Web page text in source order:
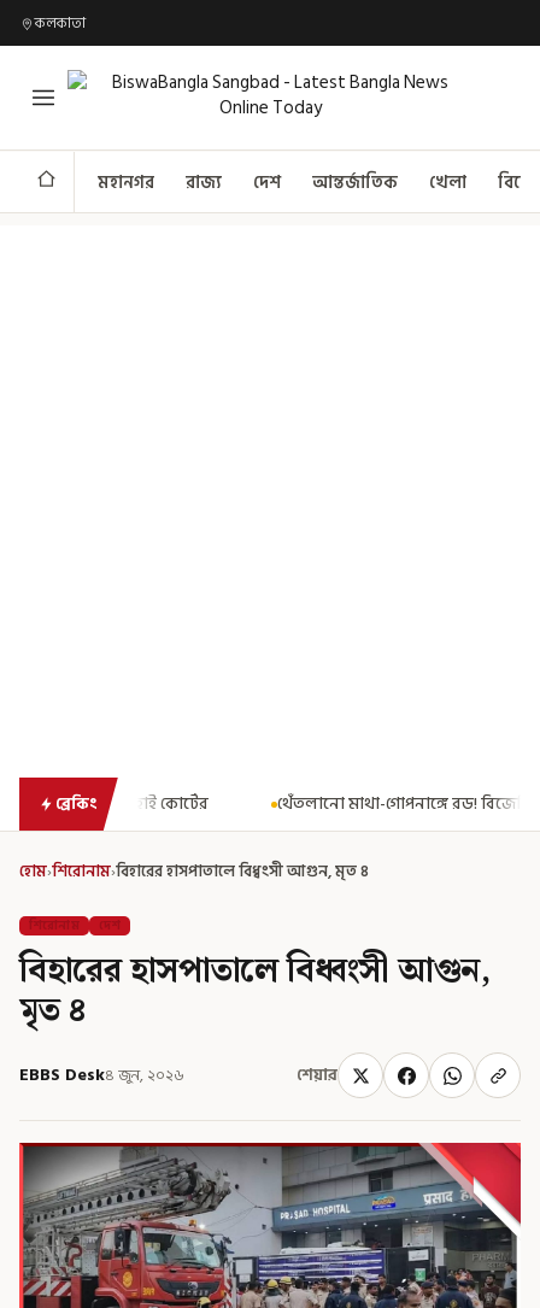
কলকাতা
মহানগর রাজ্য দেশ আন্তর্জাতিক খেলা
ব্রেকিংথেঁতলানো মাথা-গোপনাঙ্গে রড! বিজেপিশাসিত অসমে নাবালিকার
হোম›শিরোনাম›বিহারের হাসপাতালে বিধ্বংসী আগুন, মৃত ৪
শিরোনাম দেশ
বিহারের হাসপাতালে বিধ্বংসী আগুন,
মৃত ৪
EBBS Desk৪ জুন, ২০২৬ শেয়ার